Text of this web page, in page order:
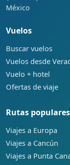
México
Vuelos
Buscar vuelos
Vuelos desde
Vuelo + hotel
Ofertas de viaje
Rutas populares
Viajes a Europa
Viajes a Cancún
Viajes a Punta